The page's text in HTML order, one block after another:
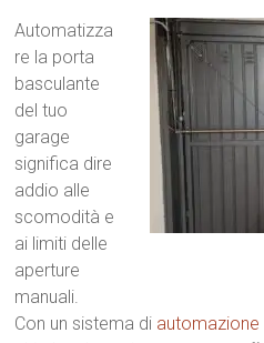
Automatizza
re la porta
basculante
del tuo
garage
significa dire
addio alle
scomodità e
ai limiti delle
aperture
manuali.
Con un sistema di automazione